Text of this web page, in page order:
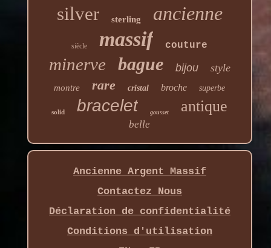
silver sterling ancienne
siècle massif couture
minerve bague bijou style
montre rare cristal broche superbe
solid bracelet gousset antique
belle
Ancienne Argent Massif
Contactez Nous
Déclaration de confidentialité
Conditions d'utilisation